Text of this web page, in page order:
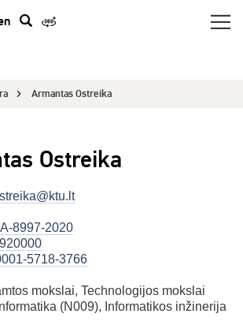
e
a
Armantas Ostreika
Ostreika
8997-2020
5718-3766
mokslai, Technologijos mokslai
(N009), Informatikos inžinerija